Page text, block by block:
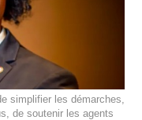
simplifier les démarches,
de soutenir les agents